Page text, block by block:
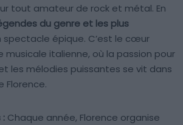
tout amateur de rock et métal. En
du genre et les plus
spectacle épique. C’est le cœur
musicale italienne, où la passion pour
les mélodies puissantes se vit dans
Florence.
: Chaque année, Florence organise